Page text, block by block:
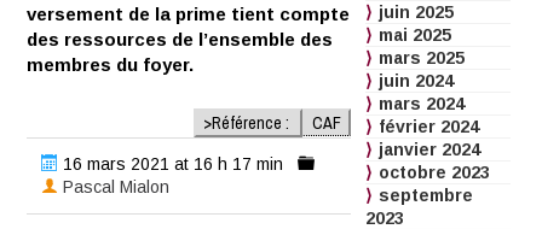
versement de la prime tient compte
des ressources de l’ensemble des
membres du foyer.
>Référence : CAF
16 mars 2021 at 16 h 17 min
Pascal Mialon
juin 2025
mai 2025
mars 2025
juin 2024
mars 2024
février 2024
janvier 2024
octobre 2023
septembre
2023